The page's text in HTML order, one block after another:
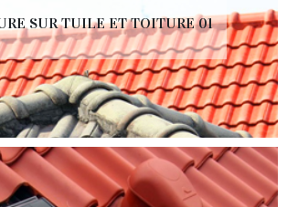
SUR TUILE ET TOITURE 01